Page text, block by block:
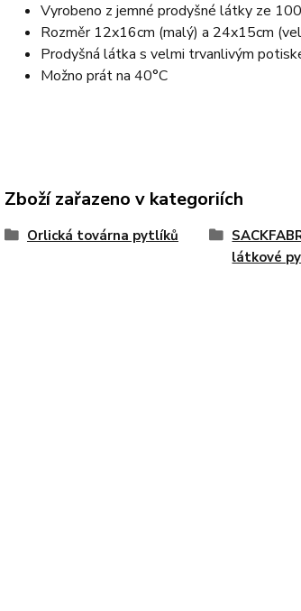
Vyrobeno z jemné prodyšné látky ze
Rozměr 12x16cm (malý) a 24x15cm
Prodyšná látka s velmi trvanlivým
Možno prát na 40°C
Zboží zařazeno v kategoriích
Orlická továrna pytlíků
látkové